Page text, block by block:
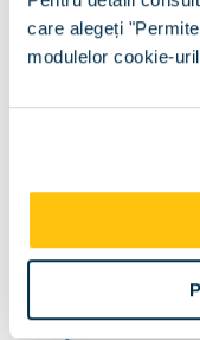
care alegeți
modulelor cookie-
Suport saltea:
Somiera si